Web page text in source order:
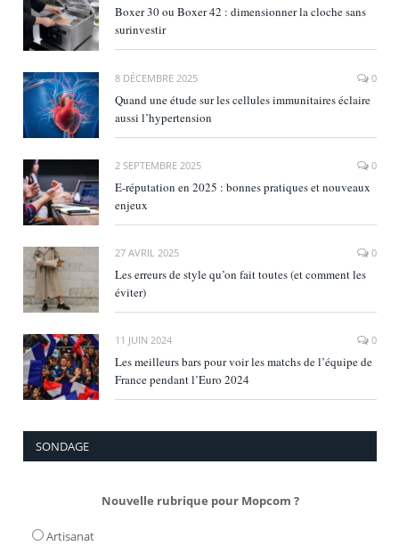
Boxer 30 ou Boxer 42 : dimensionner la cloche sans
surinvestir
8 DÉCEMBRE 2025 0
Quand une étude sur les cellules immunitaires éclaire
aussi l’hypertension
2 SEPTEMBRE 2025 0
E‑réputation en 2025 : bonnes pratiques et nouveaux
enjeux
27 AVRIL 2025 0
Les erreurs de style qu’on fait toutes (et comment les
éviter)
11 JUIN 2024 0
Les meilleurs bars pour voir les matchs de l’équipe de
France pendant l’Euro 2024
SONDAGE
Nouvelle rubrique pour Mopcom ?
Artisanat